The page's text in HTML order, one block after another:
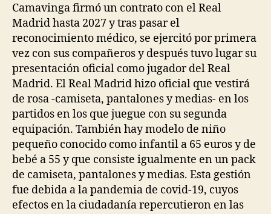
Camavinga firmó un contrato con el Real
Madrid hasta 2027 y tras pasar el
reconocimiento médico, se ejercitó por primera
vez con sus compañeros y después tuvo lugar su
presentación oficial como jugador del Real
Madrid. El Real Madrid hizo oficial que vestirá
de rosa -camiseta, pantalones y medias- en los
partidos en los que juegue con su segunda
equipación. También hay modelo de niño
pequeño conocido como infantil a 65 euros y de
bebé a 55 y que consiste igualmente en un pack
de camiseta, pantalones y medias. Esta gestión
fue debida a la pandemia de covid-19, cuyos
efectos en la ciudadanía repercutieron en las